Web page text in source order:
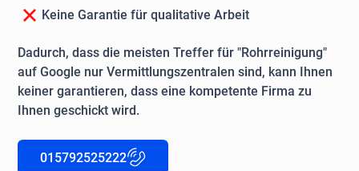
Keine Garantie für qualitative Arbeit
Dadurch, dass die meisten Treffer für "Rohrreinigung"
auf Google nur Vermittlungszentralen sind, kann Ihnen
keiner garantieren, dass eine kompetente Firma zu
Ihnen geschickt wird.
015792525222